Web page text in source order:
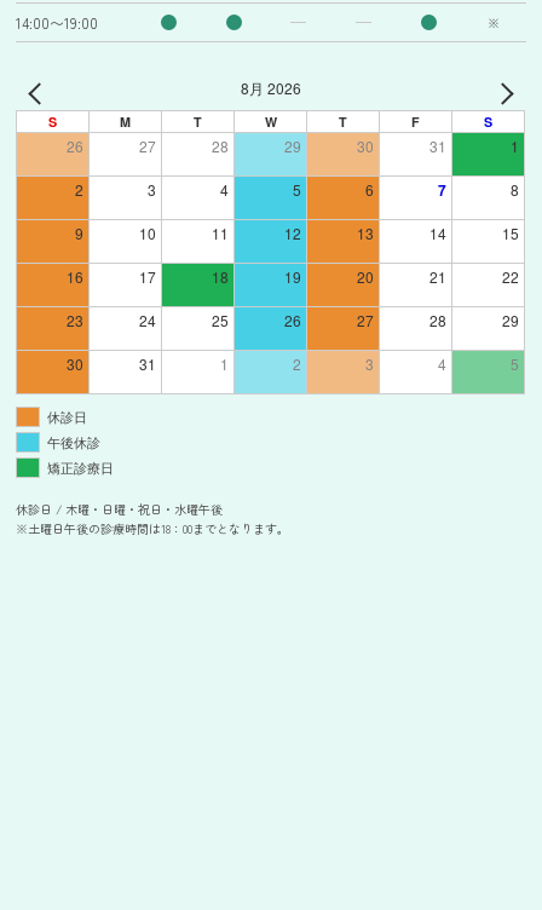
14:00〜19:00
※
8月 2026
S M T W T F S
26 27 28 29 30 31 1
2 3 4 5 6 7 8
9 10 11 12 13 14 15
16 17 18 19 20 21 22
23 24 25 26 27 28 29
30 31 1 2 3 4 5
休診日
午後休診
矯正診療日
休診日 / 木曜・日曜・祝日・水曜午後
※土曜日午後の診療時間は18：00までとなります。